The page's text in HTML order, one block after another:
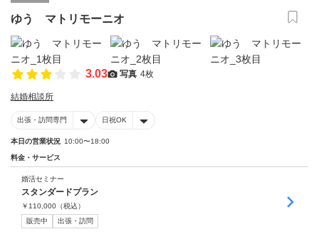
ゆう マトリモーニオ
3.03 写真 4枚
結婚相談所
出張・訪問専門 日祝OK
本日の営業状況 10:00〜18:00
料金・サービス
婚活セミナー
スタンダードプラン
￥ 110,000 （税込）
販売中
出張・訪問